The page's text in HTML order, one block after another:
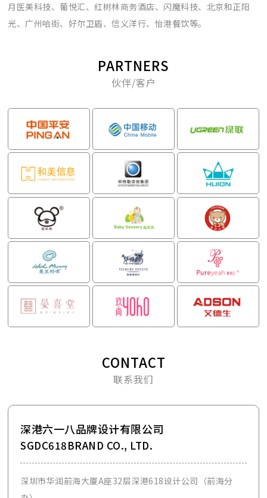
月医美科技、葡悦汇、红树林商务酒店、闪魔科技、北京和正阳
光、广州哈街、好尔卫盾、信义洋行、怡港餐饮等。
PARTNERS
伙伴/客户
CONTACT
联系我们
深港六一八品牌设计有限公司
SGDC618BRAND CO., LTD.
深圳市华润前海大厦A座32层深港618设计公司（前海分